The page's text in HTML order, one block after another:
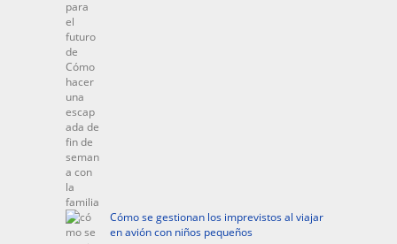
Cómo se gestionan los imprevistos al viajar
en avión con niños pequeños